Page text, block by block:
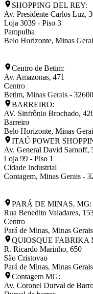
SHOPPING DEL REY:
Av. Presidente Carlos Luz,
Loja 3039 - Piso 3
Pampulha
Belo Horizonte, Minas
Centro de Betim:
Av. Amazonas, 471
Centro
Betim, Minas Gerais -
BARREIRO:
AV. Sinfrônio Brochado,
Barreiro
Belo Horizonte, Minas
ITAÚ POWER
Av. General David Sarnoff,
Loja 99 - Piso 1
Cidade Industrial
Contagem, Minas Gerais -
PARÁ DE MINAS, MG:
Rua Benedito Valadares,
Centro
Pará de Minas, Minas Gerais
QUIOSQUE FABRIKA
R. Ricardo Marinho, 650
São Cristovao
Pará de Minas, Minas Gerais
Contagem MG:
Av. Coronel Durval de